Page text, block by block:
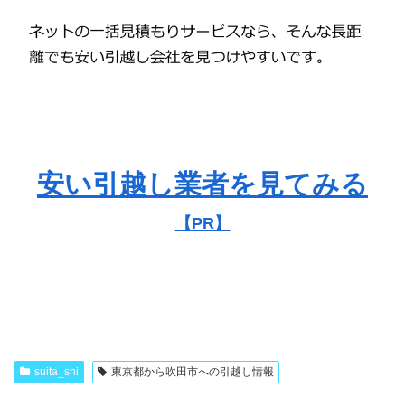
安い引越し業者を見てみる
【PR】
suita_shi 東京都から吹田市への引越し情報